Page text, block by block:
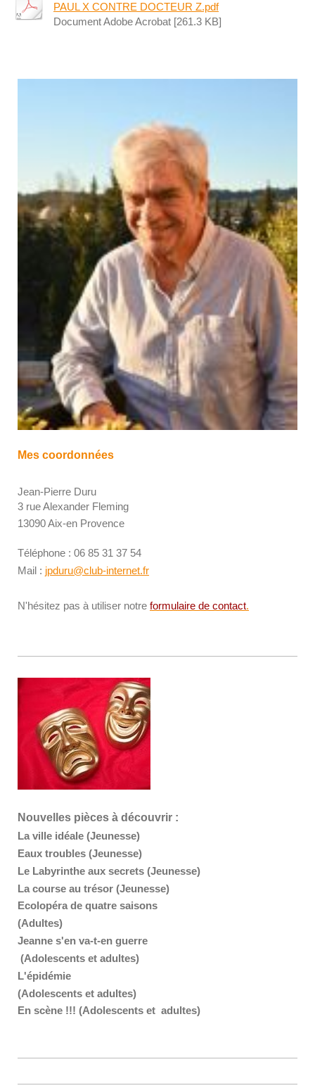
PAUL X CONTRE DOCTEUR Z.pdf
Document Adobe Acrobat [261.3 KB]
Mes coordonnées
Jean-Pierre Duru
3 rue Alexander Fleming
13090 Aix-en Provence
Téléphone : 06 85 31 37 54
Mail : jpduru@club-internet.fr
N'hésitez pas à utiliser notre formulaire de contact.
Nouvelles pièces à découvrir :
La ville idéale (Jeunesse)
Eaux troubles (Jeunesse)
Le Labyrinthe aux secrets (Jeunesse)
La course au trésor (Jeunesse)
Ecolopéra de quatre saisons
(Adultes)
Jeanne s'en va-t-en guerre
(Adolescents et adultes)
L'épidémie
(Adolescents et adultes)
En scène !!! (Adolescents et adultes)